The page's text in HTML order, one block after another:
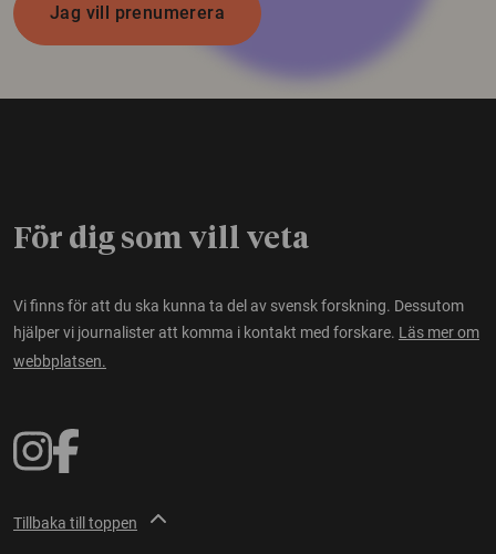
Jag vill prenumerera
För dig som vill veta
Vi finns för att du ska kunna ta del av svensk forskning. Dessutom
hjälper vi journalister att komma i kontakt med forskare. Läs mer om
webbplatsen.
Tillbaka till toppen